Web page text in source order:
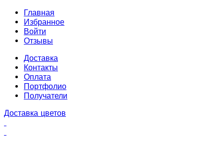
Главная
Избранное
Войти
Отзывы
Доставка
Контакты
Оплата
Портфолио
Получатели
Доставка цветов